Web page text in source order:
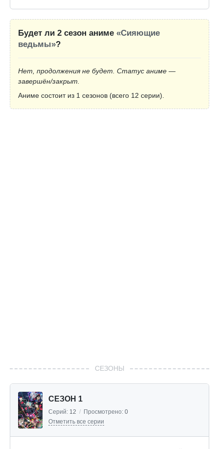
Будет ли 2 сезон аниме «Сияющие
ведьмы»?
Нет, продолжения не будет. Статус аниме —
завершён/закрыт.
Аниме состоит из 1 сезонов (всего 12 серии).
СЕЗОНЫ
СЕЗОН 1
Серий: 12 / Просмотрено: 0
Отметить все серии